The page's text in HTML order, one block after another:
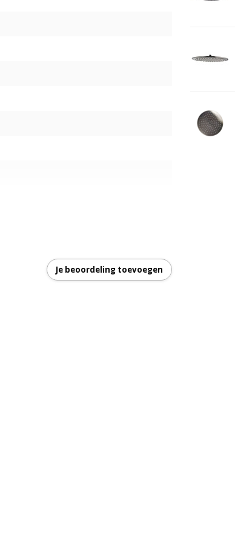
Je beoordeling toevoegen